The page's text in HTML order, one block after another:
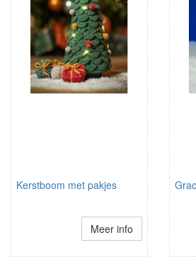
Kerstboom met pakjes
Meer info